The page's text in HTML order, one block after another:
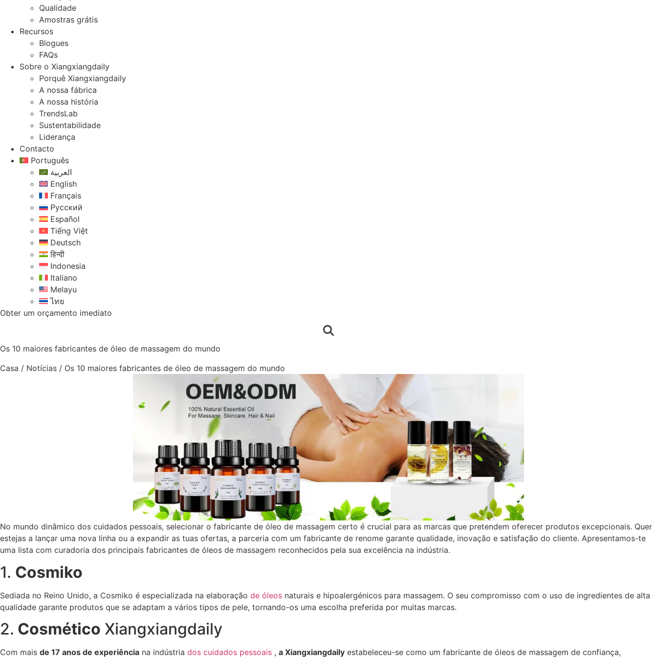
Qualidade
Amostras grátis
Recursos
Blogues
FAQs
Sobre o Xiangxiangdaily
Porquê Xiangxiangdaily
A nossa fábrica
A nossa história
TrendsLab
Sustentabilidade
Liderança
Contacto
Português
العربية
English
Français
Русский
Español
Tiếng Việt
Deutsch
हिन्दी
Indonesia
Italiano
Melayu
ไทย
Obter um orçamento imediato
Os 10 maiores fabricantes de óleo de massagem do mundo
Casa / Notícias / Os 10 maiores fabricantes de óleo de massagem do mundo
No mundo dinâmico dos cuidados pessoais, selecionar o fabricante de óleo de massagem certo é crucial para as marcas que pretendem oferecer produtos excepcionais. Quer
estejas a lançar uma nova linha ou a expandir as tuas ofertas, a parceria com um fabricante de renome garante qualidade, inovação e satisfação do cliente. Apresentamos-te
uma lista com curadoria dos principais fabricantes de óleos de massagem reconhecidos pela sua excelência na indústria.
1. Cosmiko
Sediada no Reino Unido, a Cosmiko é especializada na elaboração de óleos naturais e hipoalergénicos para massagem. O seu compromisso com o uso de ingredientes de alta
qualidade garante produtos que se adaptam a vários tipos de pele, tornando-os uma escolha preferida por muitas marcas.
2. Cosmético Xiangxiangdaily
Com mais de 17 anos de experiência na indústria dos cuidados pessoais , a Xiangxiangdaily estabeleceu-se como um fabricante de óleos de massagem de confiança,